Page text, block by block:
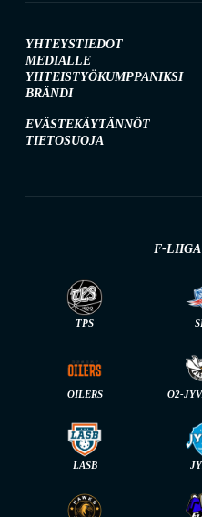
YHTEYSTIEDOT
MEDIALLE
YHTEISTYÖKUMPPANIKSI
BRÄNDI
EVÄSTEKÄYTÄNNÖT
TIETOSUOJA
F-LIIGA
TPS
OILERS O2-
LASB